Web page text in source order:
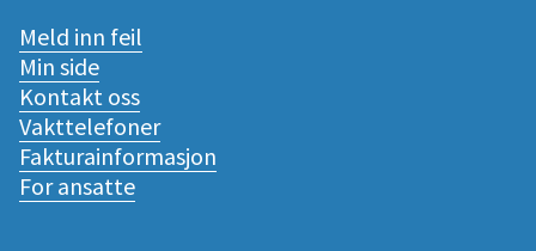
Meld inn feil
Min side
Kontakt oss
Vakttelefoner
Fakturainformasjon
For ansatte